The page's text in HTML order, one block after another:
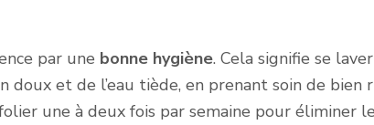
par une bonne hygiène. Cela signifie se
doux et de l’eau tiède, en prenant soin de bien
une à deux fois par semaine pour éliminer